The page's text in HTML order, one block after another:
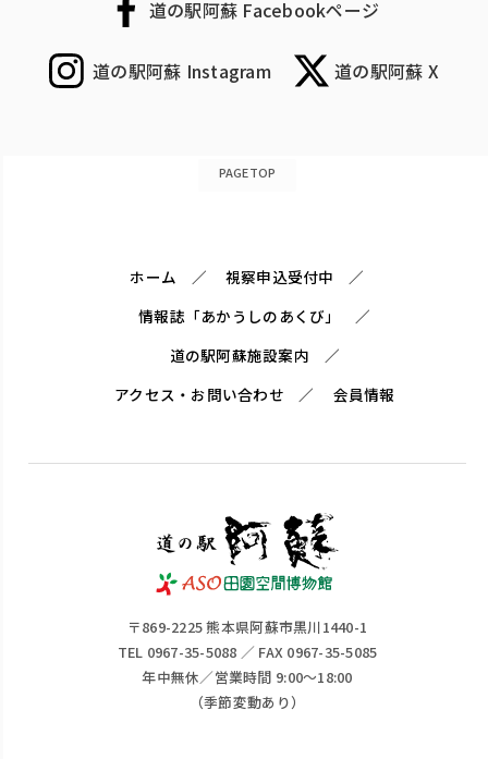
道の駅阿蘇 Facebookページ
道の駅阿蘇 Instagram 道の駅阿蘇 X
PAGETOP
ホーム
視察申込受付中
情報誌「あかうしのあくび」
道の駅阿蘇施設案内
アクセス・お問い合わせ
会員情報
〒869-2225 熊本県阿蘇市黒川1440-1
TEL 0967-35-5088 ／ FAX 0967-35-5085
年中無休／営業時間 9:00～18:00
（季節変動あり）